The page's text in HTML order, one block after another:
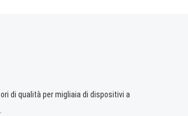
di qualità per migliaia di dispositivi a